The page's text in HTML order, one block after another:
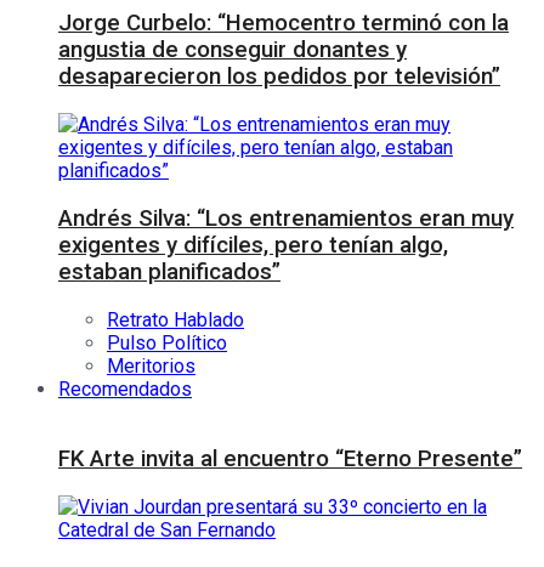
Jorge Curbelo: “Hemocentro terminó con la
angustia de conseguir donantes y
desaparecieron los pedidos por televisión”
Andrés Silva: “Los entrenamientos eran muy
exigentes y difíciles, pero tenían algo,
estaban planificados”
Retrato Hablado
Pulso Político
Meritorios
Recomendados
FK Arte invita al encuentro “Eterno Presente”